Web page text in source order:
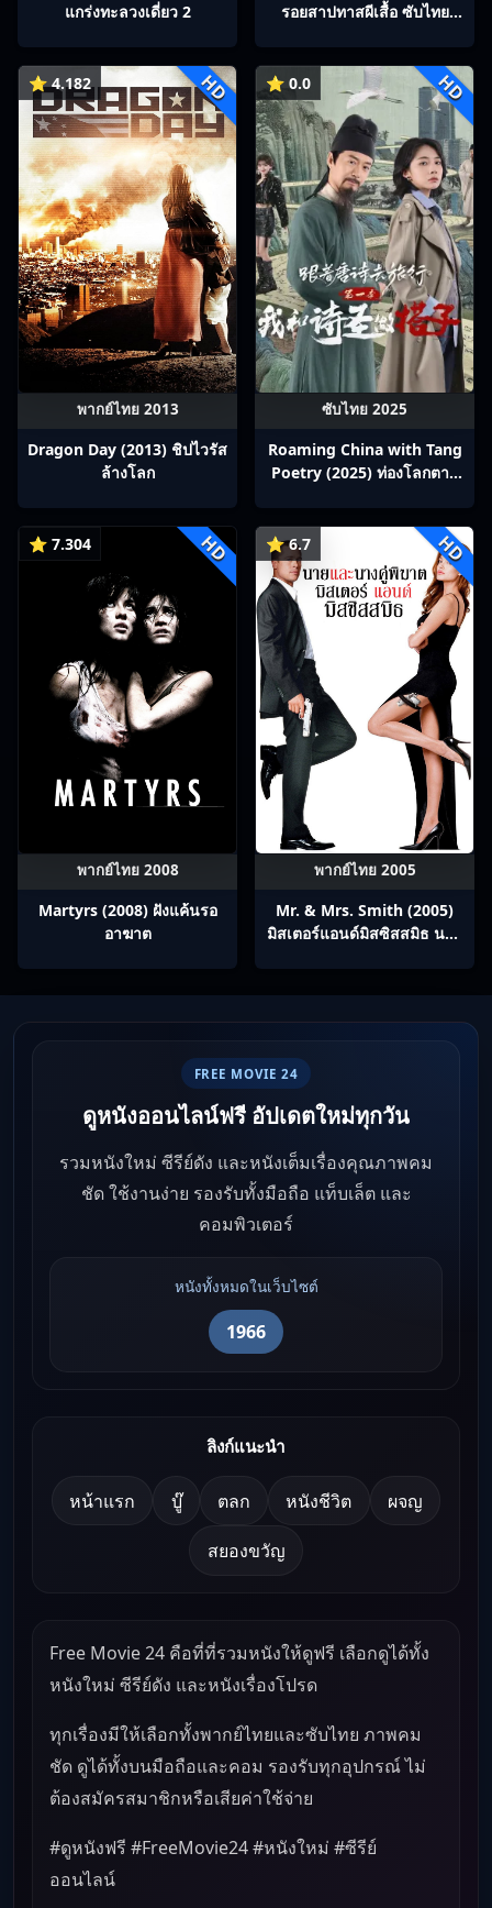
แกร่งทะลวงเดี่ยว 2
รอยสาปทาสผีเสื้อ ซับไทย
⭐ 4.182 HD
พากย์ไทย 2013
Dragon Day (2013) ชิปไวรัส
ล้างโลก
⭐ 0.0 HD
ซับไทย 2025
Roaming China with Tang
Poetry (2025) ท่องโลกตาม
⭐ 7.304 HD
พากย์ไทย 2008
Martyrs (2008) ฝังแค้นรอ
อาฆาต
⭐ 6.7 HD
พากย์ไทย 2005
Mr. & Mrs. Smith (2005)
มิสเตอร์แอนด์มิสซิสสมิธ นาย
FREE MOVIE 24
ดูหนังออนไลน์ฟรี อัปเดตใหม่ทุกวัน
รวมหนังใหม่ ซีรีย์ดัง และหนังเต็มเรื่องคุณภาพคม
ชัด ใช้งานง่าย รองรับทั้งมือถือ แท็บเล็ต และ
คอมพิวเตอร์
หนังทั้งหมดในเว็บไซต์
1966
ลิงก์แนะนำ
หน้าแรก บู๊ ตลก หนังชีวิต ผจญ
สยองขวัญ
Free Movie 24 คือที่ที่รวมหนังให้ดูฟรี เลือกดูได้ทั้ง
หนังใหม่ ซีรีย์ดัง และหนังเรื่องโปรด
ทุกเรื่องมีให้เลือกทั้งพากย์ไทยและซับไทย ภาพคม
ชัด ดูได้ทั้งบนมือถือและคอม รองรับทุกอุปกรณ์ ไม่
ต้องสมัครสมาชิกหรือเสียค่าใช้จ่าย
#ดูหนังฟรี #FreeMovie24 #หนังใหม่ #ซีรีย์
ออนไลน์